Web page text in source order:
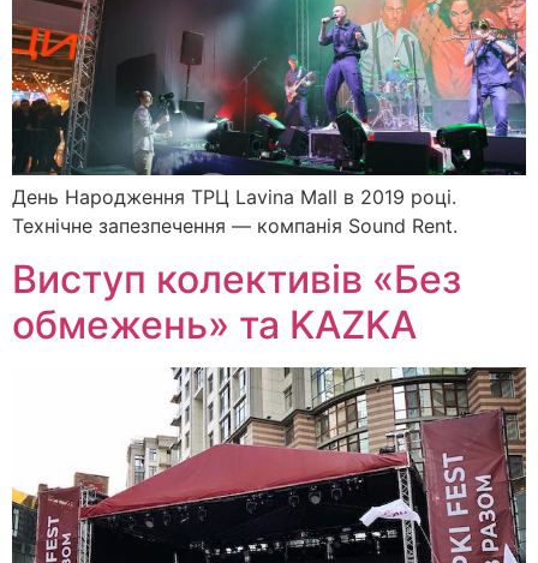
День Народження ТРЦ Lavina Mall в 2019 році.
Технічне запезпечення — компанія Sound Rent.
Виступ колективів «Без
обмежень» та KAZKA